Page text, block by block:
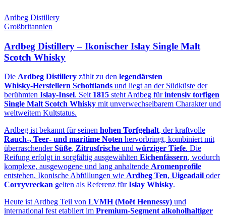
Ardbeg Distillery
Großbritannien
Ardbeg Distillery – Ikonischer Islay Single Malt
Scotch Whisky
Die Ardbeg Distillery zählt zu den legendärsten
Whisky‑Herstellern Schottlands und liegt an der Südküste der
berühmten Islay‑Insel. Seit 1815 steht Ardbeg fürintensiv torfigen
Single Malt Scotch Whisky mit unverwechselbarem Charakter und
weltweitem Kultstatus.
Ardbeg ist bekannt für seinen hohen Torfgehalt, der kraftvolle
Rauch‑, Teer‑ und maritime Noten hervorbringt, kombiniert mit
überraschenderSüße, Zitrusfrische und würziger Tiefe. Die
Reifung erfolgt in sorgfältig ausgewählten Eichenfässern, wodurch
komplexe, ausgewogene und lang anhaltende Aromenprofile
entstehen. Ikonische Abfüllungen wie Ardbeg Ten, Uigeadail oder
Corryvreckan gelten als Referenz fürIslay Whisky.
Heute ist Ardbeg Teil von LVMH (Moët Hennessy) und
international fest etabliert im Premium‑Segment alkoholhaltiger